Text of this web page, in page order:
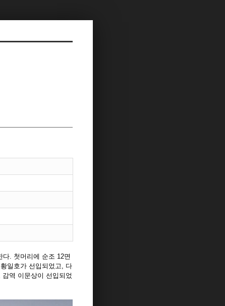
. 첫머리에 순조 12면
일호가 선입되었고, 다
역 이문상이 선입되었